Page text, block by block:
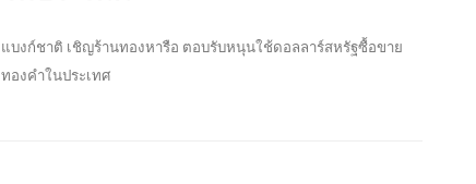
แบงก์ชาติ เชิญร้านทองหารือ ตอบรับหนุนใช้ดอลลาร์สหรัฐซื้อขาย
ทองคำในประเทศ